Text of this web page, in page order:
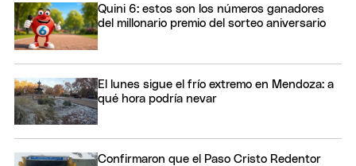
Quini 6: estos son los números ganadores
del millonario premio del sorteo aniversario
El lunes sigue el frío extremo en Mendoza: a
qué hora podría nevar
Confirmaron que el Paso Cristo Redentor